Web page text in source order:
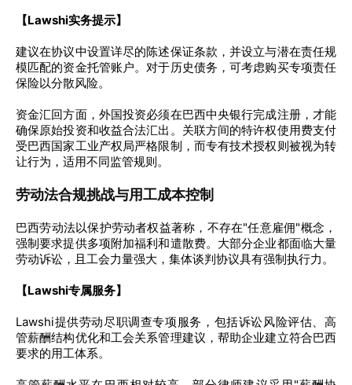
【Lawshi实务提示】
建议在协议中设置详尽的陈述保证条款，并设立与潜在责任规
模匹配的资金托管账户。对于历史债务，可考虑购买专项责任
保险以分散风险。
资金汇回方面，外国投资必须在巴西中央银行完成注册，才能
确保原始投资和收益合法汇出。关联方间的特许权使用费支付
受巴西国家工业产权局严格限制，而专有技术授权则被视为转
让行为，适用不同监管规则。
劳动法合规挑战与用工成本控制
巴西劳动法以保护劳动者权益著称，不存在"任意雇佣"概念，
强制要求提供多项附加福利和遣散费。大部分企业都面临大量
劳动诉讼，且工会力量强大，集体谈判协议具有强制执行力。
【Lawshi专属服务】
Lawshi提供劳动尽职调查专项服务，包括诉讼风险评估、高
管薪酬结构优化和工会关系管理建议，帮助企业建立符合巴西
要求的用工体系。